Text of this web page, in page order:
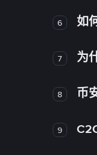
6 如
7 为
8 币
9